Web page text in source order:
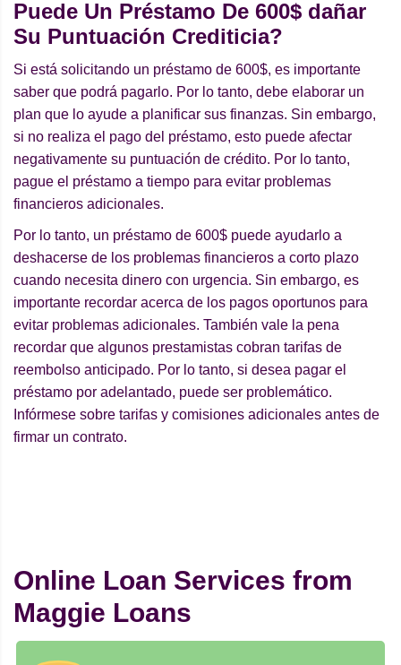
Puede Un Préstamo De 600$ dañar
Su Puntuación Crediticia?
Si está solicitando un préstamo de 600$, es importante
saber que podrá pagarlo. Por lo tanto, debe elaborar un
plan que lo ayude a planificar sus finanzas. Sin embargo,
si no realiza el pago del préstamo, esto puede afectar
negativamente su puntuación de crédito. Por lo tanto,
pague el préstamo a tiempo para evitar problemas
financieros adicionales.
Por lo tanto, un préstamo de 600$ puede ayudarlo a
deshacerse de los problemas financieros a corto plazo
cuando necesita dinero con urgencia. Sin embargo, es
importante recordar acerca de los pagos oportunos para
evitar problemas adicionales. También vale la pena
recordar que algunos prestamistas cobran tarifas de
reembolso anticipado. Por lo tanto, si desea pagar el
préstamo por adelantado, puede ser problemático.
Infórmese sobre tarifas y comisiones adicionales antes de
firmar un contrato.
Online Loan Services from
Maggie Loans